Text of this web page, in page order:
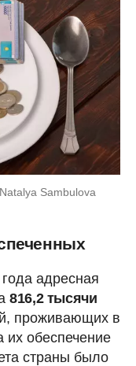
Sambulova
адресная
816,2 тысячи
проживающих в
их обеспечение
страны было